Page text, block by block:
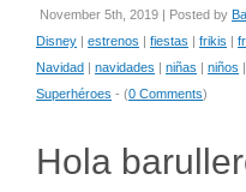
November 5th, 2019 | Posted by
Disney
estrenos fiestas frikis
Navidad
navidades niñas niños
Superhéroes - (0 Comments)
Hola